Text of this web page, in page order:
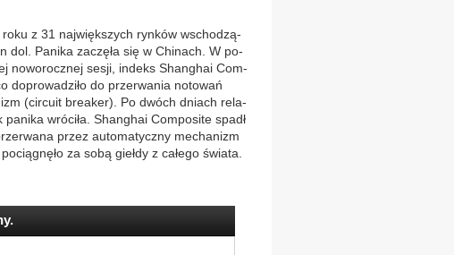
z 31 naj­więk­szych ryn­ków wscho­dzą­
dol. Pa­ni­ka za­czę­ła się w Chinach. W po­
no­wo­rocz­nej se­sji, in­deks Shan­ghai Com­
do­pro­wa­dzi­ło do­ przer­wa­nia no­to­wań
(cir­cu­it bre­aker). Po d­wóch dniach re­la­
wró­ci­ła. Shan­ghai Com­po­si­te spadł
­przez au­to­ma­tycz­ny me­cha­nizm
za­ so­bą gieł­dy z ca­łe­go świa­ta.